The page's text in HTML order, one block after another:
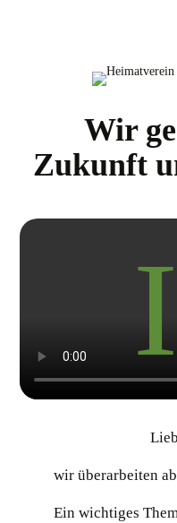
Wir
Zukunft
wir überarbeiten
Ein wichtiges